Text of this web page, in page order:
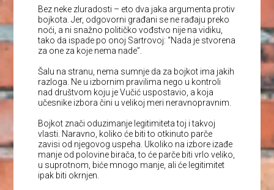
Bez neke zluradosti – eto dva jaka argumenta protiv
bojkota. Jer, odgovorni građani se ne rađaju preko
noći, a ni snažno političko vođstvo nije na vidiku,
tako da ispade po onoj Sartrovoj: “Nada je stvorena
za one za koje nema nade”.
Šalu na stranu, nema sumnje da za bojkot ima jakih
razloga. Ne u izbornim pravilima nego u kontroli
nad društvom koju je Vučić uspostavio, a koja
učesnike izbora čini u velikoj meri neravnopravnim.
Bojkot znači oduzimanje legitimiteta toj i takvoj
vlasti. Naravno, koliko će biti to otkinuto parče
zavisi od njegovog uspeha. Ukoliko na izbore izađe
manje od polovine birača, to će parče biti vrlo veliko,
u suprotnom, biće mnogo manje, ali će legitimitet
ipak biti okrnjen.